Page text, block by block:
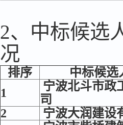
2、中标候选
况
排序
中标候选
1
宁波北斗市政
司
2
宁波大润建设